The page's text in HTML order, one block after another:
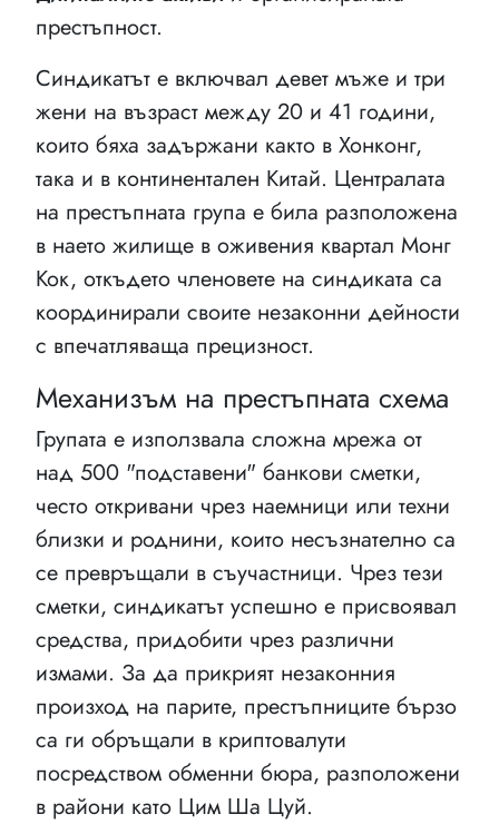
престъпност.
Синдикатът е включвал девет мъже и три
жени на възраст между 20 и 41 години,
които бяха задържани както в Хонконг,
така и в континентален Китай. Централата
на престъпната група е била разположена
в наето жилище в оживения квартал Монг
Кок, откъдето членовете на синдиката са
координирали своите незаконни дейности
с впечатляваща прецизност.
Механизъм на престъпната схема
Групата е използвала сложна мрежа от
над 500 "подставени" банкови сметки,
често откривани чрез наемници или техни
близки и роднини, които несъзнателно са
се превръщали в съучастници. Чрез тези
сметки, синдикатът успешно е присвоявал
средства, придобити чрез различни
измами. За да прикрият незаконния
произход на парите, престъпниците бързо
са ги обръщали в криптовалути
посредством обменни бюра, разположени
в райони като Цим Ша Цуй.